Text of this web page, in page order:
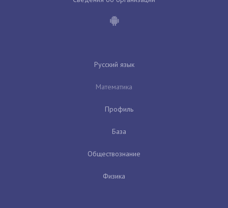
Русский язык
Математика
Профиль
База
Обществознание
Физика